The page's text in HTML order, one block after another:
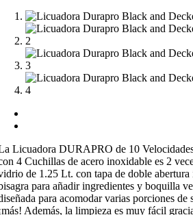
Licuadora DURAPRO de 10
4 Cuchillas de acero inoxidable es 2
de 1.25 Lt. con tapa de doble
para añadir ingredientes y boquilla
para acomodar varias porciones
Además, la limpieza es muy fácil